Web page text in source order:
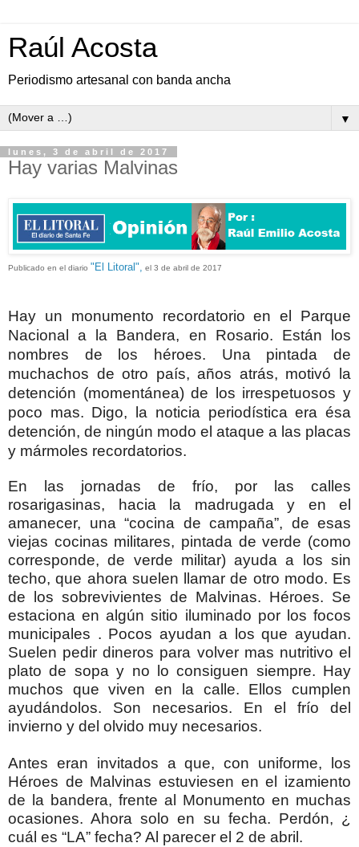
Raúl Acosta
Periodismo artesanal con banda ancha
▼
lunes, 3 de abril de 2017
Hay varias Malvinas
Publicado en el diario "El Litoral", el 3 de abril de 2017
Hay un monumento recordatorio en el Parque
Nacional a la Bandera, en Rosario. Están los
nombres de los héroes. Una pintada de
muchachos de otro país, años atrás, motivó la
detención (momentánea) de los irrespetuosos y
poco mas. Digo, la noticia periodística era ésa
detención, de ningún modo el ataque a las placas
y mármoles recordatorios.
En las jornadas de frío, por las calles
rosarigasinas, hacia la madrugada y en el
amanecer, una “cocina de campaña”, de esas
viejas cocinas militares, pintada de verde (como
corresponde, de verde militar) ayuda a los sin
techo, que ahora suelen llamar de otro modo. Es
de los sobrevivientes de Malvinas. Héroes. Se
estaciona en algún sitio iluminado por los focos
municipales . Pocos ayudan a los que ayudan.
Suelen pedir dineros para volver mas nutritivo el
plato de sopa y no lo consiguen siempre. Hay
muchos que viven en la calle. Ellos cumplen
ayudándolos. Son necesarios. En el frío del
invierno y del olvido muy necesarios.
Antes eran invitados a que, con uniforme, los
Héroes de Malvinas estuviesen en el izamiento
de la bandera, frente al Monumento en muchas
ocasiones. Ahora solo en su fecha. Perdón, ¿
cuál es “LA” fecha? Al parecer el 2 de abril.